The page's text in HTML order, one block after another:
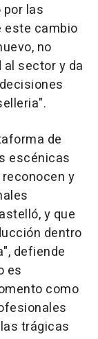
las
este cambio
no
sector y da
de
escénicas
y
y que
dentro
defiende
es
como
trágicas